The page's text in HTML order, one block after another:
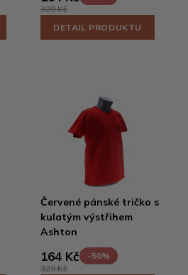
329 Kč
DETAIL PRODUKTU
Červené pánské tričko s
kulatým výstřihem
Ashton
164 Kč
-50%
329 Kč